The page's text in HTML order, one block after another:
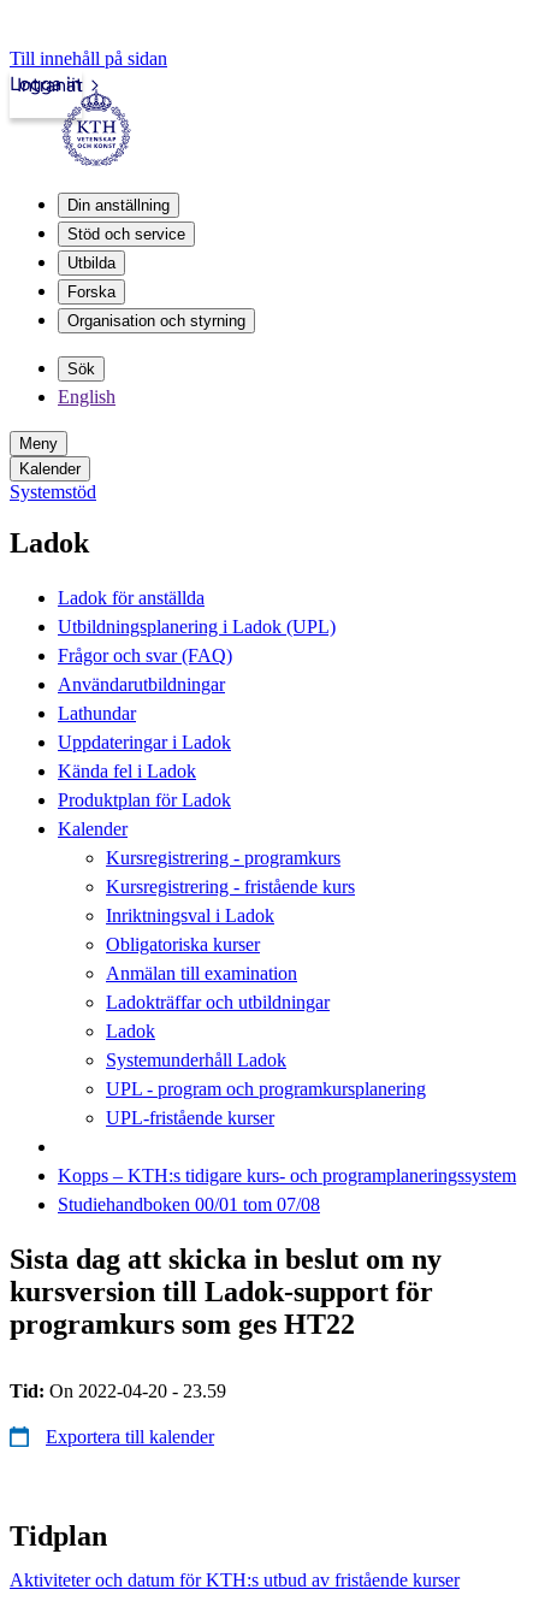
Till innehåll på sidan
Intranät
Logga in
Din anställning
Stöd och service
Utbilda
Forska
Organisation och styrning
Sök
English
Meny
Kalender
Systemstöd
Ladok
Ladok för anställda
Utbildningsplanering i Ladok (UPL)
Frågor och svar (FAQ)
Användarutbildningar
Lathundar
Uppdateringar i Ladok
Kända fel i Ladok
Produktplan för Ladok
Kalender
Kursregistrering - programkurs
Kursregistrering - fristående kurs
Inriktningsval i Ladok
Obligatoriska kurser
Anmälan till examination
Ladokträffar och utbildningar
Ladok
Systemunderhåll Ladok
UPL - program och programkursplanering
UPL-fristående kurser
Kopps – KTH:s tidigare kurs- och programplaneringssystem
Studiehandboken 00/01 tom 07/08
Sista dag att skicka in beslut om ny
kursversion till Ladok-support för
programkurs som ges HT22
Tid: On 2022-04-20 - 23.59
Exportera till kalender
Tidplan
Aktiviteter och datum för KTH:s utbud av fristående kurser